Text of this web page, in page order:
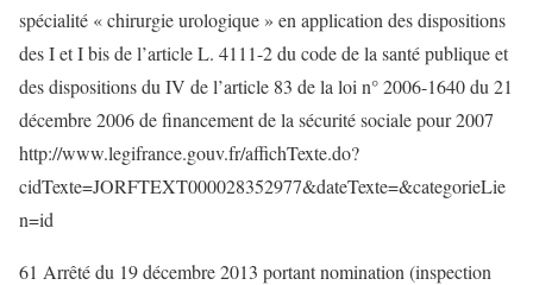
spécialité « chirurgie urologique » en application des dispositions
des I et I bis de l’article L. 4111-2 du code de la santé publique et
des dispositions du IV de l’article 83 de la loi n° 2006-1640 du 21
décembre 2006 de financement de la sécurité sociale pour 2007
http://www.legifrance.gouv.fr/affichTexte.do?
cidTexte=JORFTEXT000028352977&dateTexte=&categorieLie
n=id
61 Arrêté du 19 décembre 2013 portant nomination (inspection